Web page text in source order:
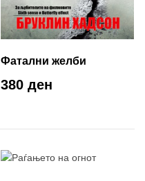
Фатални желби
380 ден